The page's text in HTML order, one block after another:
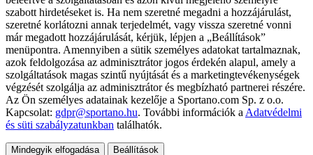
szabott hirdetéseket is. Ha nem szeretné megadni a hozzájárulást,
szeretné korlátozni annak terjedelmét, vagy vissza szeretné vonni
már megadott hozzájárulását, kérjük, lépjen a „Beállítások”
menüpontra. Amennyiben a sütik személyes adatokat tartalmaznak,
azok feldolgozása az adminisztrátor jogos érdekén alapul, amely a
szolgáltatások magas szintű nyújtását és a marketingtevékenységek
végzését szolgálja az adminisztrátor és megbízható partnerei részére.
Az Ön személyes adatainak kezelője a Sportano.com Sp. z o.o.
Kapcsolat: gdpr@sportano.hu. További információk a Adatvédelmi
és süti szabályzatunkban találhatók.
Mindegyik elfogadása Beállítások